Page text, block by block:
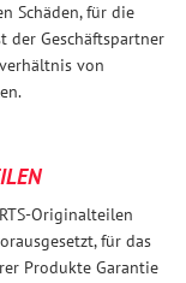
Schäden, für die
der Geschäftspartner
von
Originalteilen
für das
Produkte Garantie